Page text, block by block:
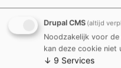
Externe inhoud van
Drupal CMS (altijd
Noodzakelijk voor
kan deze cookie niet
↓ 9 Services